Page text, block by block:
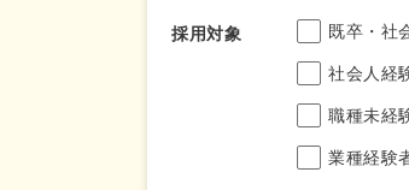
採用対象 既卒・社
社会人経
職種未経
業種経験